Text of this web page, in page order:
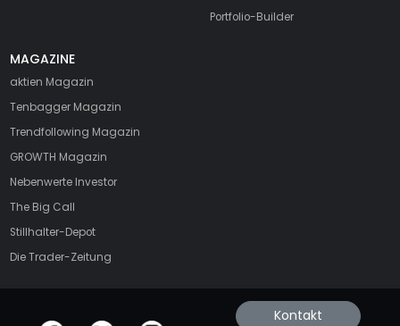
Portfolio-Builder
MAGAZINE
aktien Magazin
Tenbagger Magazin
Trendfollowing Magazin
GROWTH Magazin
Nebenwerte Investor
The Big Call
Stillhalter-Depot
Die Trader-Zeitung
Kontakt